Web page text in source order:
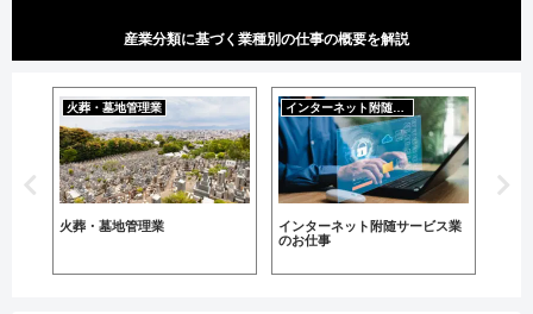
産業分類に基づく業種別の仕事の概要を解説
火葬・墓地管理業
火葬・墓地管理業
インターネット附随サービス業
のお仕事